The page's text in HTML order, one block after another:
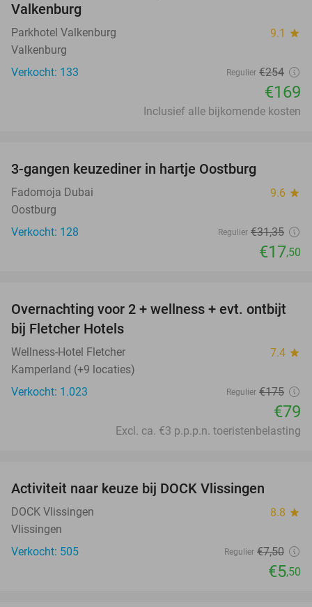
Valkenburg
Parkhotel Valkenburg 9.1 star
Valkenburg
Verkocht: 133
Regulier €254
€169
Inclusief alle bijkomende kosten
3-gangen keuzediner in hartje Oostburg
Fadomoja Dubai 9.6 star
Oostburg
Verkocht: 128
Regulier €31,35
€17,50
55%
Overnachting voor 2 + wellness + evt. ontbijt
bij Fletcher Hotels
Wellness-Hotel Fletcher 7.4 star
Kamperland (+9 locaties)
Verkocht: 1.023
Regulier €175
€79
Excl. ca. €3 p.p.p.n. toeristenbelasting
Activiteit naar keuze bij DOCK Vlissingen
DOCK Vlissingen 8.8 star
Vlissingen
Verkocht: 505
Regulier €7,50
€5,50